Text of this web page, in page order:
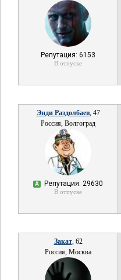
Репутация: 6153
В отпуске
Энди Раздолбаев, 47
Россия, Волгоград
А Репутация: 29630
В отпуске
Закат, 62
Россия, Москва